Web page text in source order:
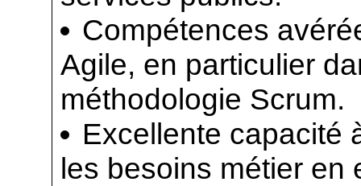
Compétences
Agile, en particulier
méthodologie Scrum.
Excellente capacité
les besoins métier